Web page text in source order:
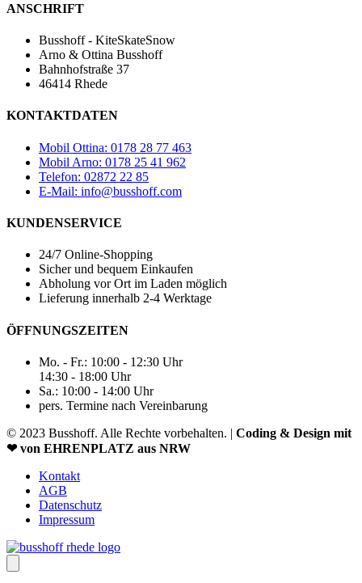
ANSCHRIFT
Busshoff - KiteSkateSnow
Arno & Ottina Busshoff
Bahnhofstraße 37
46414 Rhede
KONTAKTDATEN
Mobil Ottina: 0178 28 77 463
Mobil Arno: 0178 25 41 962
Telefon: 02872 22 85
E-Mail: info@busshoff.com
KUNDENSERVICE
24/7 Online-Shopping
Sicher und bequem Einkaufen
Abholung vor Ort im Laden möglich
Lieferung innerhalb 2-4 Werktage
ÖFFNUNGSZEITEN
Mo. - Fr.: 10:00 - 12:30 Uhr
14:30 - 18:00 Uhr
Sa.: 10:00 - 14:00 Uhr
pers. Termine nach Vereinbarung
© 2023 Busshoff. Alle Rechte vorbehalten. | Coding & Design mit
❤ von EHRENPLATZ aus NRW
Kontakt
AGB
Datenschutz
Impressum